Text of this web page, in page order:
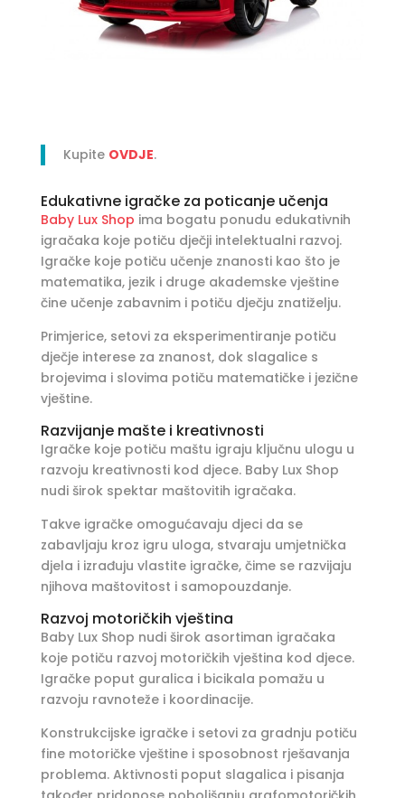
Kupite OVDJE.
Edukativne igračke za poticanje učenja
Baby Lux Shop ima bogatu ponudu edukativnih
igračaka koje potiču dječji intelektualni razvoj.
Igračke koje potiču učenje znanosti kao što je
matematika, jezik i druge akademske vještine
čine učenje zabavnim i potiču dječju znatiželju.
Primjerice, setovi za eksperimentiranje potiču
dječje interese za znanost, dok slagalice s
brojevima i slovima potiču matematičke i jezične
vještine.
Razvijanje mašte i kreativnosti
Igračke koje potiču maštu igraju ključnu ulogu u
razvoju kreativnosti kod djece. Baby Lux Shop
nudi širok spektar maštovitih igračaka.
Takve igračke omogućavaju djeci da se
zabavljaju kroz igru uloga, stvaraju umjetnička
djela i izrađuju vlastite igračke, čime se razvijaju
njihova maštovitost i samopouzdanje.
Razvoj motoričkih vještina
Baby Lux Shop nudi širok asortiman igračaka
koje potiču razvoj motoričkih vještina kod djece.
Igračke poput guralica i bicikala pomažu u
razvoju ravnoteže i koordinacije.
Konstrukcijske igračke i setovi za gradnju potiču
fine motoričke vještine i sposobnost rješavanja
problema. Aktivnosti poput slagalica i pisanja